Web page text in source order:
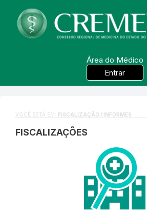
Área do Médico
Entrar
VOCÊ ESTÁ EM: FISCALIZAÇÃO / INFORMES
FISCALIZAÇÕES